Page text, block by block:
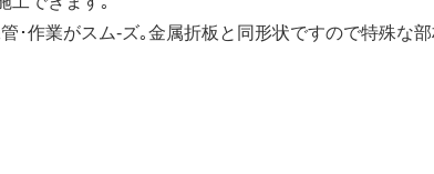
･作業がスム-ズ｡金属折板と同形状ですので特殊な